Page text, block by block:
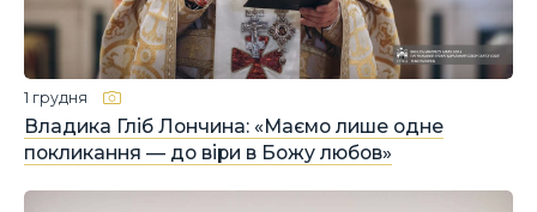
Владика Гліб Лончина: «Маємо лише одне
покликання — до віри в Божу любов»
1 грудня